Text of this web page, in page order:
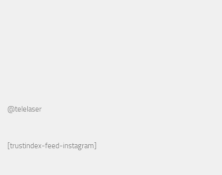
@telelaser
[trustindex-feed-instagram]